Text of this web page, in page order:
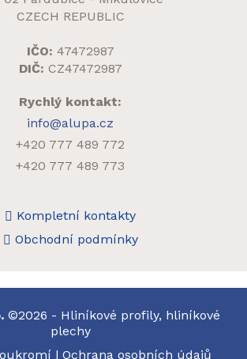
CZECH REPUBLIC
IČO: 47472987
DIČ: CZ47472987
Rychlý kontakt:
info@alupa.cz
+420 777 489 772
+420 777 489 773
Kompletní kontakty
Obchodní podmínky
©2026 - Hliníkové profily, hliníkové
plechy
| Ochrana osobních údajů